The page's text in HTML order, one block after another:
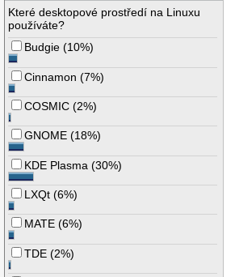
Které desktopové prostředí na Linuxu
používáte?
Budgie (10%)
Cinnamon (7%)
COSMIC (2%)
GNOME (18%)
KDE Plasma (30%)
LXQt (6%)
MATE (6%)
TDE (2%)